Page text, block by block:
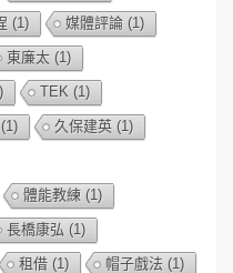
(1) 媒體評論 (1)
東廉太 (1)
TEK (1)
(1) 久保建英 (1)
體能教練 (1)
長橋康弘 (1)
租借 (1) 帽子戲法 (1)